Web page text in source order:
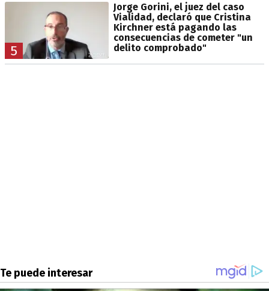
5
Jorge Gorini, el juez del caso
Vialidad, declaró que Cristina
Kirchner está pagando las
consecuencias de cometer "un
delito comprobado"